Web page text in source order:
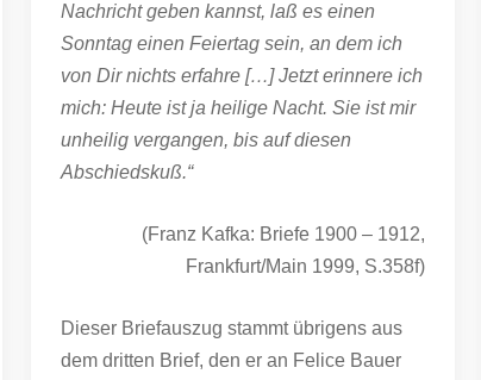
Nachricht geben kannst, laß es einen
Sonntag einen Feiertag sein, an dem ich
von Dir nichts erfahre […] Jetzt erinnere ich
mich: Heute ist ja heilige Nacht. Sie ist mir
unheilig vergangen, bis auf diesen
Abschiedskuß.“
(Franz Kafka: Briefe 1900 – 1912,
Frankfurt/Main 1999, S.358f)
Dieser Briefauszug stammt übrigens aus
dem dritten Brief, den er an Felice Bauer